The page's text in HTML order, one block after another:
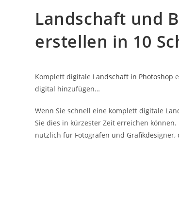
Landschaft und
erstellen in 10
Komplett digitale Landschaft in Photoshop
digital hinzufügen…
Wenn Sie schnell eine komplett digitale
Sie dies in kürzester Zeit erreichen
nützlich für Fotografen und